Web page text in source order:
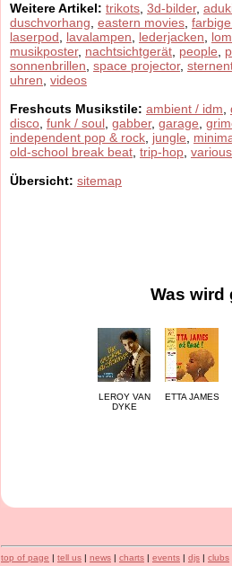
Weitere Artikel: trikots 3d-bilder,
duschvorhang eastern movies
laserpod
lavalampen lederjacken
musikposter, nachtsichtgerät people
sonnenbrillen space projector,
uhren videos
Freshcuts Musikstile: ambient / idm
disco funk / soul gabber, garage
independent pop & rock jungle
old-school break beat trip-hop
Übersicht: sitemap
Was wird
LEROY VAN
DYKE
ETTA JAMES
top of page | tell us | news | charts | events | djs | clubs